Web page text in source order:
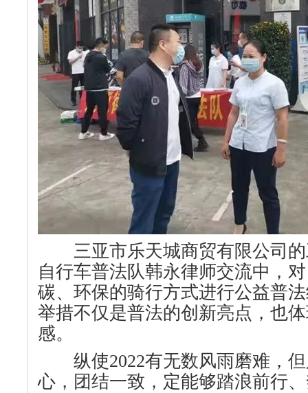
三亚市乐天城商贸有限公司的
自行车普法队韩永律师交流中，
碳、环保的骑行方式进行公益普
举措不仅是普法的创新亮点，也
感。
纵使2022有无数风雨磨难，但
心，团结一致，定能够踏浪前行